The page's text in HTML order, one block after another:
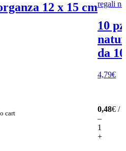
12 x 15 cm
cart
10
da
4,79€
0,48€ /
–
+